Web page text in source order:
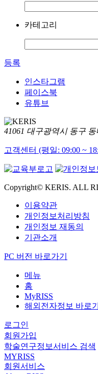
카테고리
등록
인스타그램
페이스북
유튜브
41061 대구광역시 동구
고객센터 (평일: 09:00 ~
Copyright© KERIS. ALL
이용약관
개인정보처리방침
개인정보 재동의
기관소개
PC 버전 바로가기
메뉴
홈
MyRISS
해외전자정보 바로
로그인
회원가입
학술연구정보서비스 검색
MYRISS
회원서비스